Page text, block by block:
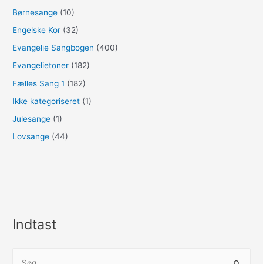
Børnesange (10)
Engelske Kor (32)
Evangelie Sangbogen (400)
Evangelietoner (182)
Fælles Sang 1 (182)
Ikke kategoriseret (1)
Julesange (1)
Lovsange (44)
Indtast